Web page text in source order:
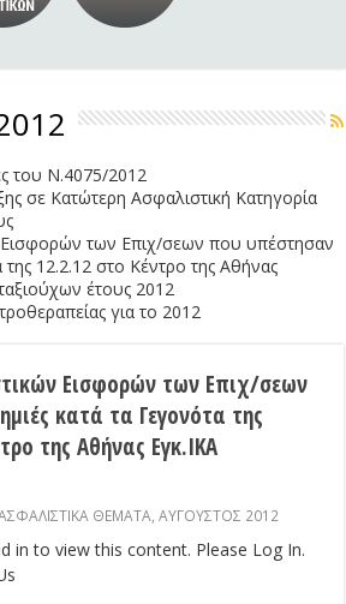
του Ν.4075/2012
σε Κατώτερη Ασφαλιστική Κατηγορία
των Επιχ/σεων που υπέστησαν
της 12.2.12 στο Κέντρο της Αθήνας
έτους 2012
για το 2012
Εισφορών των Επιχ/σεων
κατά τα Γεγονότα της
της Αθήνας Εγκ.ΙΚΑ
ΘΕΜΑΤΑ,ΑΥΓΟΥΣΤΟΣ 2012
in to view this content. Please Log In.